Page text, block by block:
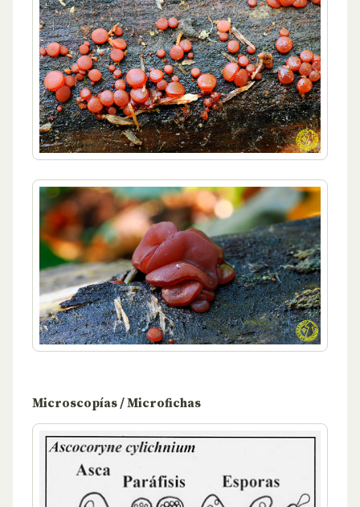
Microscopías / Microfichas